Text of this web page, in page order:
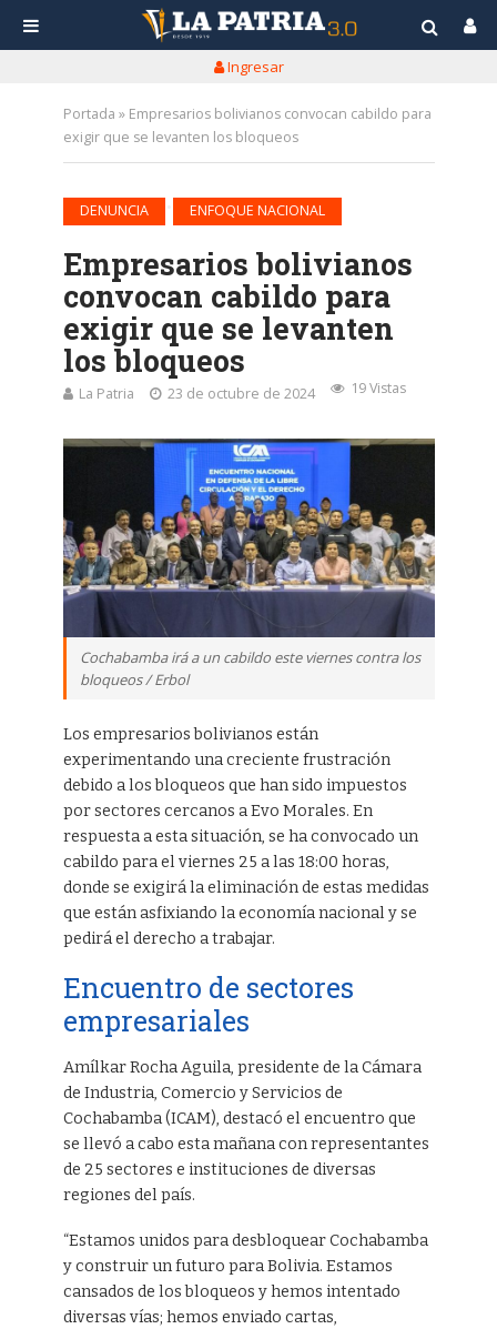
Ingresar
Portada » Empresarios bolivianos convocan cabildo para
exigir que se levanten los bloqueos
DENUNCIA ENFOQUE NACIONAL
Empresarios bolivianos
convocan cabildo para
exigir que se levanten
los bloqueos
La Patria 23 de octubre de 2024 19 Vistas
Cochabamba irá a un cabildo este viernes contra los
bloqueos / Erbol
Los empresarios bolivianos están
experimentando una creciente frustración
debido a los bloqueos que han sido impuestos
por sectores cercanos a Evo Morales. En
respuesta a esta situación, se ha convocado un
cabildo para el viernes 25 a las 18:00 horas,
donde se exigirá la eliminación de estas medidas
que están asfixiando la economía nacional y se
pedirá el derecho a trabajar.
Encuentro de sectores
empresariales
Amílkar Rocha Aguila, presidente de la Cámara
de Industria, Comercio y Servicios de
Cochabamba (ICAM), destacó el encuentro que
se llevó a cabo esta mañana con representantes
de 25 sectores e instituciones de diversas
regiones del país.
“Estamos unidos para desbloquear Cochabamba
y construir un futuro para Bolivia. Estamos
cansados de los bloqueos y hemos intentado
diversas vías; hemos enviado cartas,